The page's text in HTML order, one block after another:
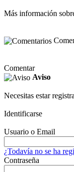
Más información
Comentar
Aviso
Necesitas estar
Identificarse
Usuario o Email
¿Todavía no se ha
Contraseña